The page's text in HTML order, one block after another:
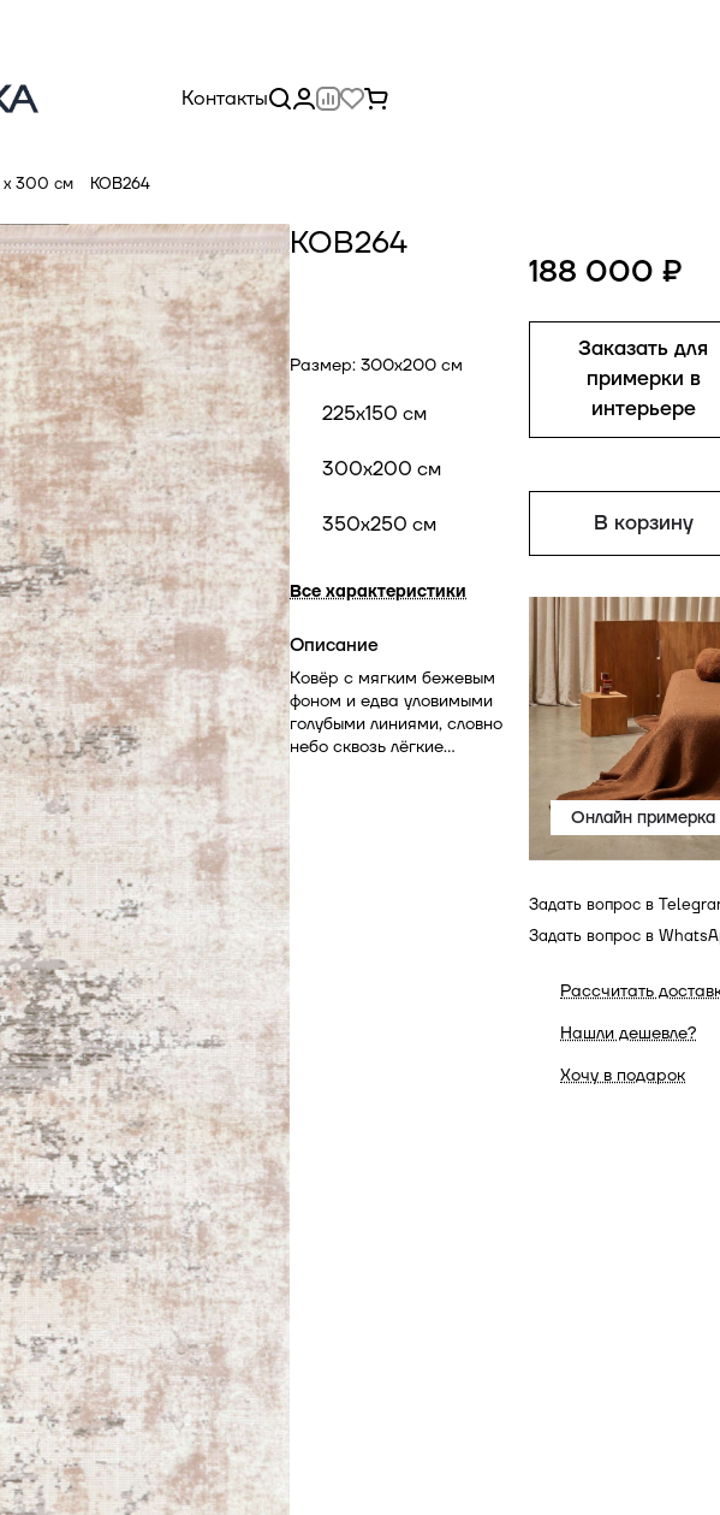
Контакты
300 см КОВ264
КОВ264
Размер: 300x200 см
225x150 см
300x200 см
350x250 см
Все характеристики
Описание
Ковёр с мягким бежевым
фоном и едва уловимыми
голубыми линиями, словно
небо сквозь лёгкие
188 000 ₽
Заказать для
примерки в
интерьере
В корзину
Онлайн примерка
Задать вопрос в
Задать вопрос в
Рассчитать
Нашли дешевле?
Хочу в подарок